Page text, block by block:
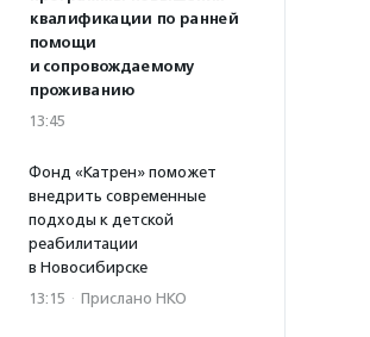
квалификации по ранней
помощи
и сопровождаемому
проживанию
13:45
Фонд «Катрен» поможет
внедрить современные
подходы к детской
реабилитации
в Новосибирске
13:15 · Прислано НКО